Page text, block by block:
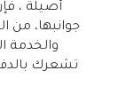
أصيلة ،
جوانبها، من
والخدمة
تشعرك